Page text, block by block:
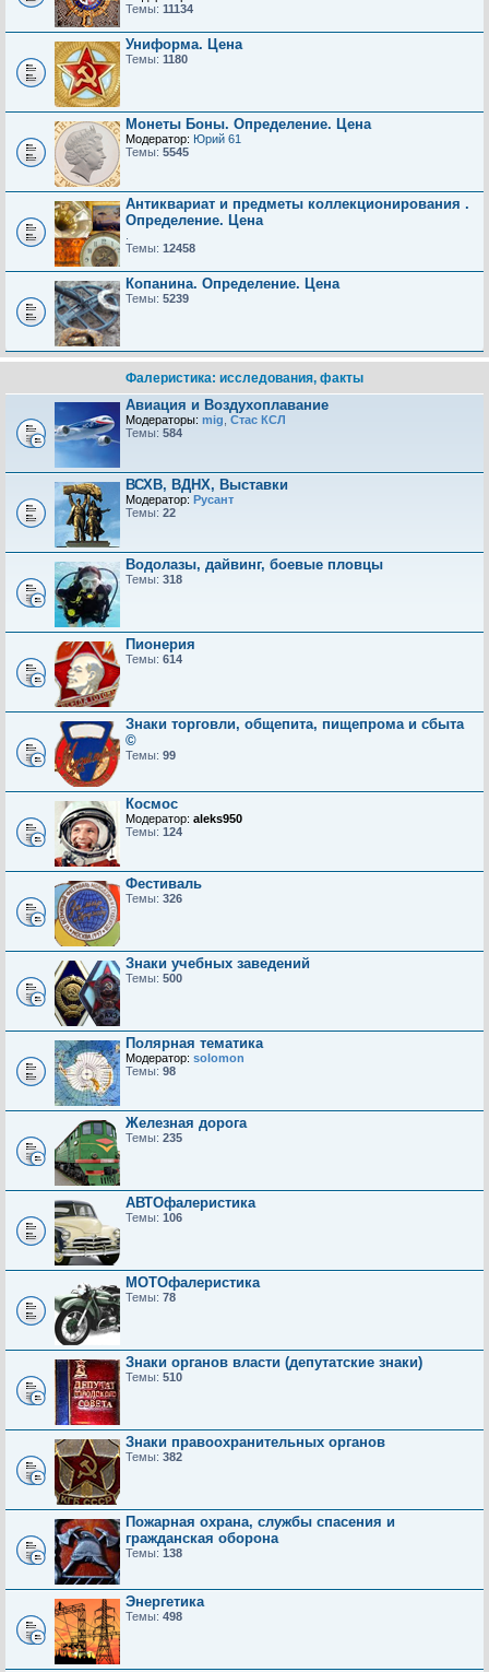
Темы: 11134
Униформа. Цена
Темы: 1180
Монеты Боны. Определение. Цена
Модератор: Юрий 61
Темы: 5545
Антиквариат и предметы коллекционирования .
Определение. Цена
Темы: 12458
Копанина. Определение. Цена
Темы: 5239
Фалеристика: исследования, факты
Авиация и Воздухоплавание
Модераторы: mig Стас КСЛ
Темы: 584
ВСХВ, ВДНХ, Выставки
Модератор: Русант
Темы: 22
Водолазы, дайвинг, боевые пловцы
Темы: 318
Пионерия
Темы: 614
Знаки торговли, общепита, пищепрома и сбыта
©
Темы: 99
Космос
Модератор: aleks950
Темы: 124
Фестиваль
Темы: 326
Знаки учебных заведений
Темы: 500
Полярная тематика
Модератор: solomon
Темы: 98
Железная дорога
Темы: 235
АВТОфалеристика
Темы: 106
МОТОфалеристика
Темы: 78
Знаки органов власти (депутатские знаки)
Темы: 510
Знаки правоохранительных органов
Темы: 382
Пожарная охрана, службы спасения и
гражданская оборона
Темы: 138
Энергетика
Темы: 498